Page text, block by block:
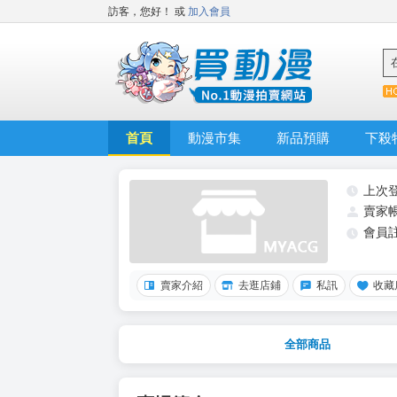
訪客，您好！ 或 加入會員
首頁 動漫市集 新品預購 下殺
上次
賣家
會員
賣家介紹 去逛店鋪 私訊 收藏
全部商品